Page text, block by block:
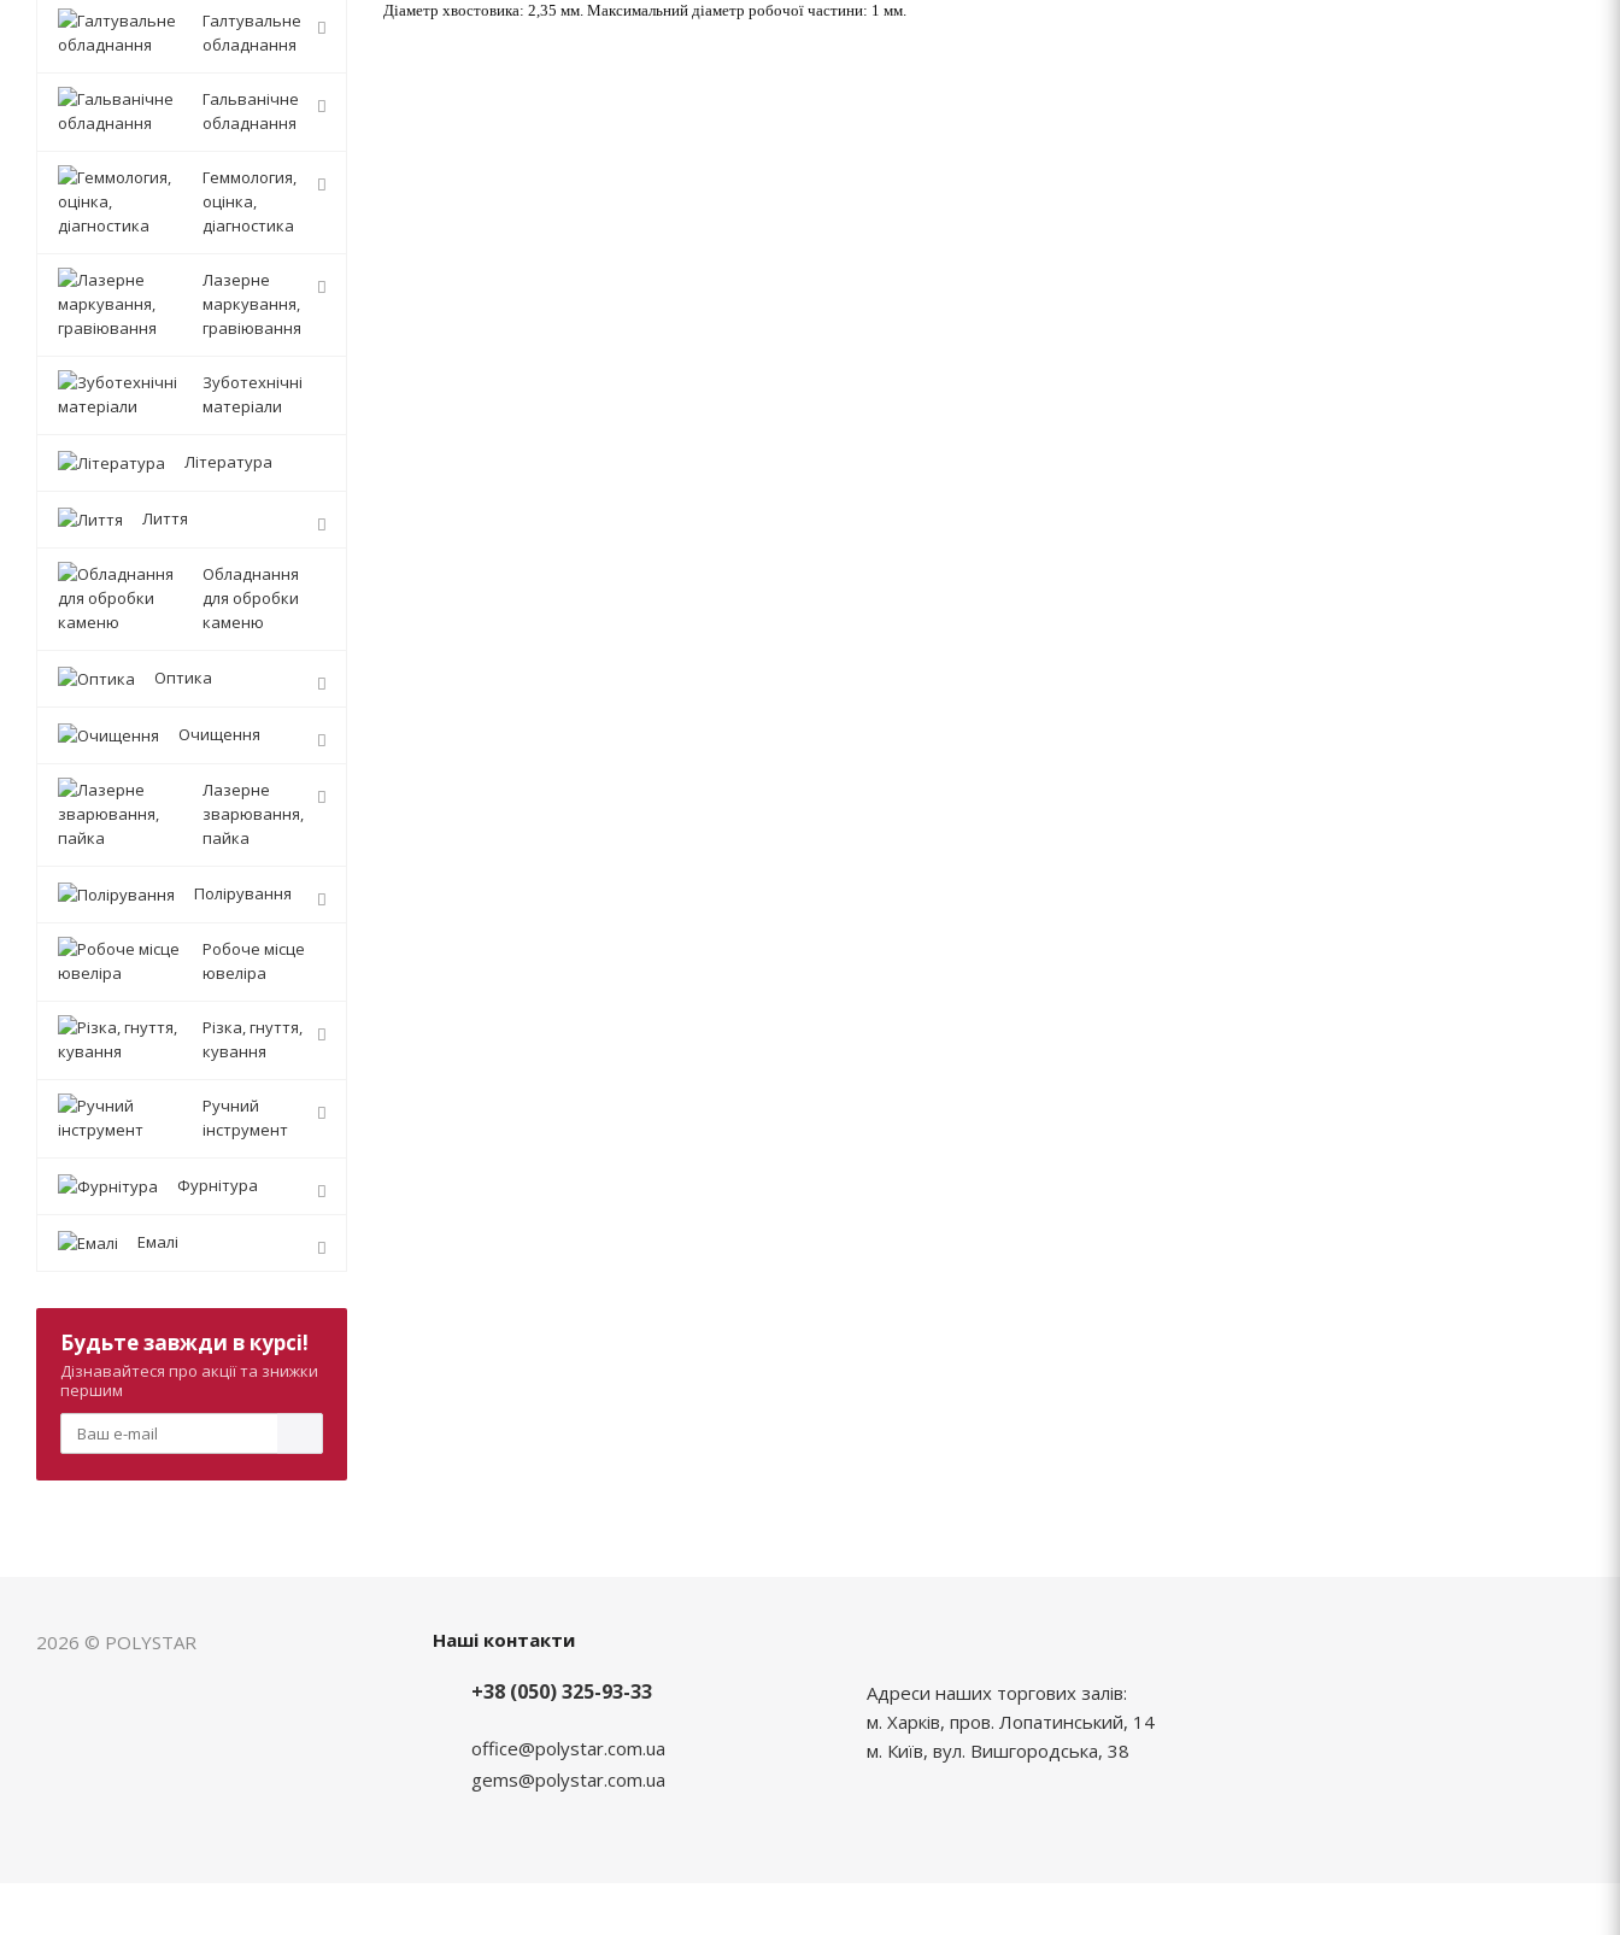
Діаметр хвостовика: 2,35 мм. Максимальний діаметр робочої частини: 1 мм.
Галтувальне
обладнання
Гальванічне
обладнання
Геммология,
оцінка,
діагностика
Лазерне
маркування,
гравіювання
Зуботехнічні
матеріали
Література
Лиття
Обладнання
для обробки
каменю
Оптика
Очищення
Лазерне
зварювання,
пайка
Полірування
Робоче місце
ювеліра
Різка, гнуття,
кування
Ручний
інструмент
Фурнітура
Емалі
Будьте завжди в курсі!
Дізнавайтеся про акції та знижки
першим
2026 © POLYSTAR Наші контакти
+38 (050) 325-93-33
office@polystar.com.ua
gems@polystar.com.ua
Адреси наших торгових залів:
м. Харків, пров. Лопатинський, 14
м. Київ, вул. Вишгородська, 38